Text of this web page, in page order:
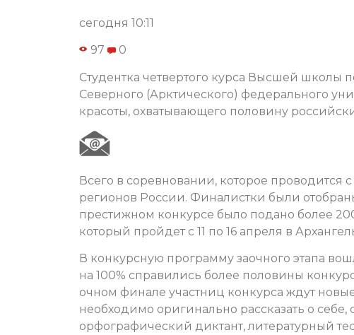
сегодня 10:11
97 0
Студентка четвертого курса Высшей школы
Северного (Арктического) федерального
красоты, охватывающего половину
Всего в соревновании, которое проводится
регионов России. Финалистки были
престижном конкурсе было подано более
который пройдет с 11 по 16 апреля в
В конкурсную программу заочного этапа
на 100% справились более половины
очном финале участниц конкурса ждут
необходимо оригинально рассказать о
орфографический диктант, литературный